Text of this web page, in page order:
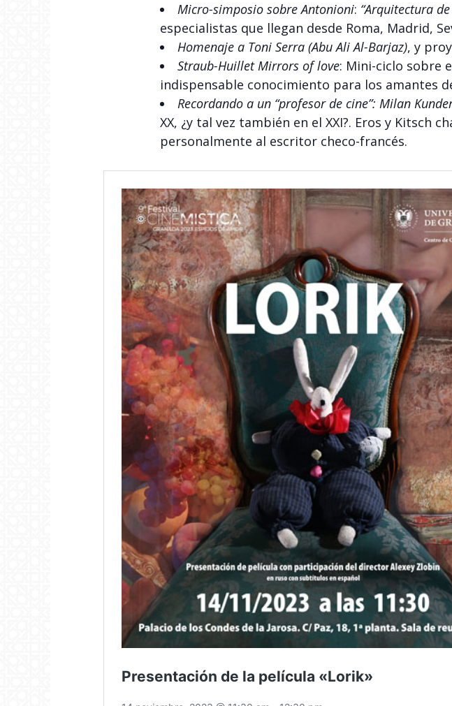
Micro-simposio sobre Antonioni: “Arquitectura
especialistas que llegan desde Roma, Madrid,
Homenaje a Toni Serra (Abu Ali Al-Barjaz), y
Straub-Huillet Mirrors of love: Mini-ciclo sobre
indispensable conocimiento para los amantes
Recordando a un “profesor de cine”: Milan
XX, ¿y tal vez también en el XXI?. Eros y Kitsch
personalmente al escritor checo-francés.